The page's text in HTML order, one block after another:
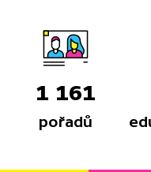
1 161
pořadů